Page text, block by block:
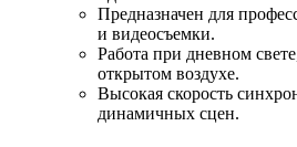
Предназначен для
и видеосъемки.
Работа при дневном
открытом воздухе.
Высокая скорость
динамичных сцен.